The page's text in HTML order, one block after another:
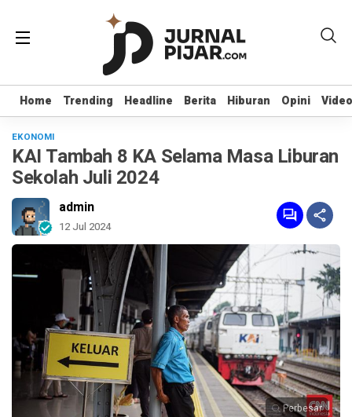
Home Trending Headline Berita Hiburan Opini Video
Home Trending Headline Berita Hiburan Opini Video
EKONOMI
KAI Tambah 8 KA Selama Masa Liburan
Sekolah Juli 2024
admin
12 Jul 2024
Perbesar